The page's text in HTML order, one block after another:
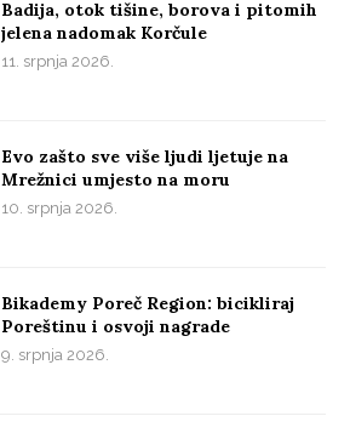
Badija, otok tišine, borova i pitomih
jelena nadomak Korčule
11. srpnja 2026.
Evo zašto sve više ljudi ljetuje na
Mrežnici umjesto na moru
10. srpnja 2026.
Bikademy Poreč Region: bicikliraj
Poreštinu i osvoji nagrade
9. srpnja 2026.